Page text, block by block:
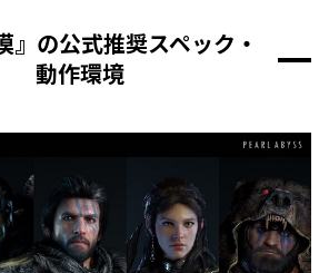
』の公式推奨スペック・
動作環境